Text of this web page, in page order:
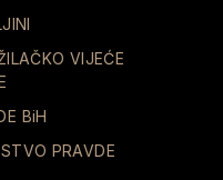
VIJEĆE
BiH
PRAVDE